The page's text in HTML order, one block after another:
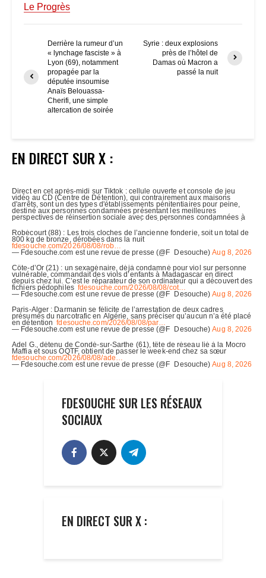
Le Progrès
Derrière la rumeur d’un
« lynchage fasciste » à
Lyon (69), notamment
propagée par la
députée insoumise
Anaïs Belouassa-
Cherifi, une simple
altercation de soirée
Syrie : deux explosions
près de l’hôtel de
Damas où Macron a
passé la nuit
EN DIRECT SUR X :
FDESOUCHE SUR LES RÉSEAUX
SOCIAUX
EN DIRECT SUR X :